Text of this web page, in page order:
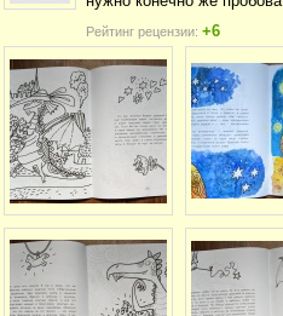
Рейтинг рецензии: +6